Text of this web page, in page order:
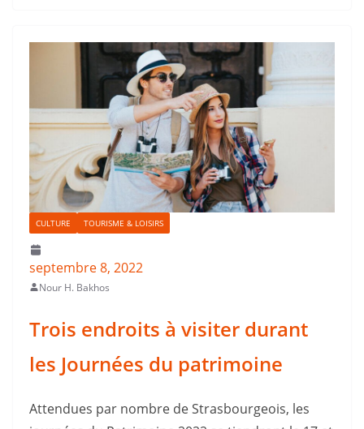
CULTURE TOURISME & LOISIRS
septembre 8, 2022
Nour H. Bakhos
Trois endroits à visiter durant
les Journées du patrimoine
Attendues par nombre de Strasbourgeois, les